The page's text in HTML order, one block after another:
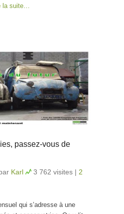
la suite…
passez-vous de
Karl 3 762 visites | 2
qui s’adresse à une